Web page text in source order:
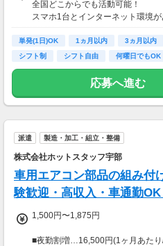
■事務職Aさん（週3日・月50時間程
月収8万円～15万円
月収15万円～25万円
■主婦Cさん（月100時間程度）
月収20万円以上
現在活躍中のライバーの多くは会
方。
本業や家庭と両立しながら副業と
ています。
全国どこからでも活動可能！
スマホ1台とインターネット環境
自宅からスタートできます。
通勤時間ゼロだから、本業やプラ
両立もラクラク♪
単発(1日)OK 1ヵ月以内 3ヵ月以内
シフト制
シフト自由 何曜日でもOK
応募へ進む
派遣 製造・加工・組立・整備
株式会社ホットスタッフ宇部
車用エアコン部品の組み付
験歓迎・高収入・車通勤
1,500円〜1,875円
■夜勤割増…16,500円(1ヶ月あたり